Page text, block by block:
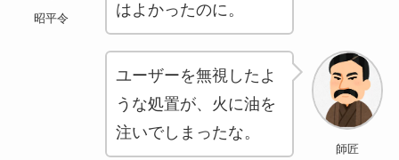
昭平令
はよかったのに。
師匠
ユーザーを無視したよ
うな処置が、火に油を
注いでしまったな。